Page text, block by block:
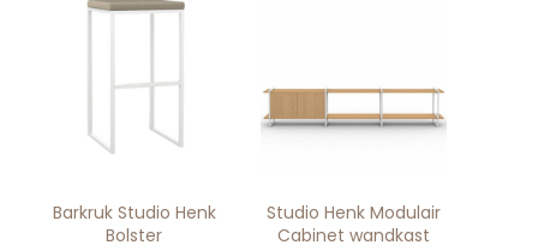
Barkruk Studio Henk
Bolster
Studio Henk Modulair
Cabinet wandkast